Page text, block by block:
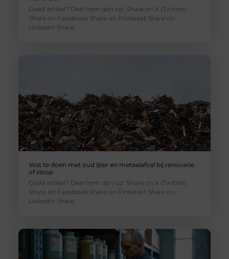
Goed artikel? Deel hem dan op: Share on X (Twitter)
Share on Facebook Share on Pinterest Share on
LinkedIn Share
Wat te doen met oud ijzer en metaalafval bij renovatie
of sloop
Goed artikel? Deel hem dan op: Share on X (Twitter)
Share on Facebook Share on Pinterest Share on
LinkedIn Share